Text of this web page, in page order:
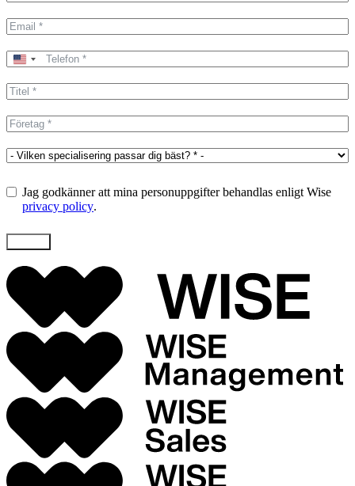
United
+1
Jag godkänner att mina personuppgifter behandlas enligt Wise
privacy policy.